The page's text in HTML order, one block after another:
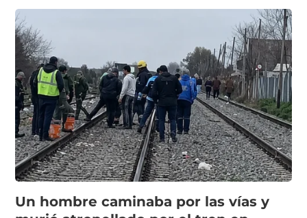
Un hombre caminaba por las vías y